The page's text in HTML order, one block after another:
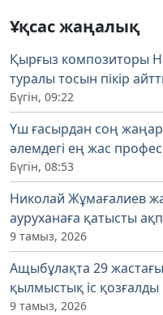
Ұқсас жаңалық
Қырғыз композиторы
туралы тосын пікір
Бүгін, 09:22
Үш ғасырдан соң
әлемдегі ең жас
Бүгін, 08:53
Николай Жұмағалиев
ауруханаға қатысты
9 тамыз, 2026
Ащыбұлақта 29 жастағы
қылмыстық іс қозғалды
9 тамыз, 2026